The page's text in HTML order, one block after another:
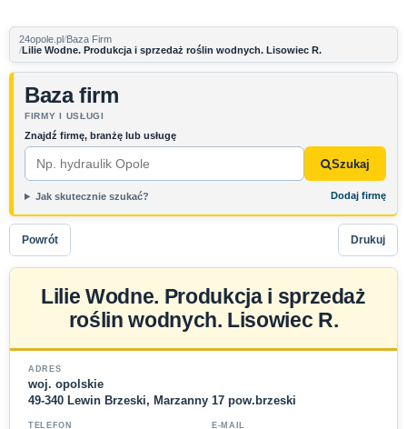
24opole.pl Baza Firm
Lilie Wodne. Produkcja i sprzedaż roślin wodnych. Lisowiec R.
Baza firm
FIRMY I USŁUGI
Znajdź firmę, branżę lub usługę
Szukaj
Jak skutecznie szukać? Dodaj firmę
Powrót Drukuj
Lilie Wodne. Produkcja i sprzedaż
roślin wodnych. Lisowiec R.
ADRES
woj. opolskie
49-340 Lewin Brzeski, Marzanny 17 pow.brzeski
TELEFON E-MAIL